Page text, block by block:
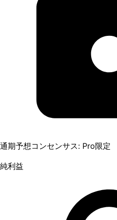
通期予想コンセンサス: Pro限定
純利益